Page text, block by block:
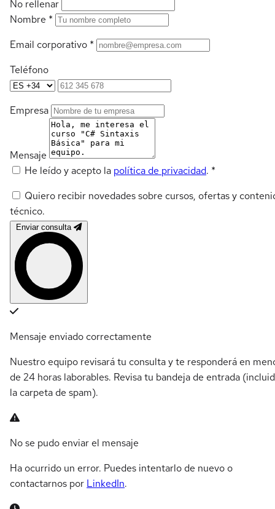
No rellenar
Nombre *
Email corporativo *
Teléfono
Empresa
Mensaje
He leído y acepto la política de privacidad. *
Quiero recibir novedades sobre cursos, ofertas y
técnico.
Enviar consulta
Mensaje enviado correctamente
Nuestro equipo revisará tu consulta y te responderá en
de 24 horas laborables. Revisa tu bandeja de entrada
la carpeta de spam).
No se pudo enviar el mensaje
Ha ocurrido un error. Puedes intentarlo de nuevo o
contactarnos por LinkedIn.